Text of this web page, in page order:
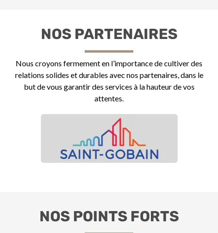
NOS PARTENAIRES
Nous croyons fermement en l’importance de cultiver des
relations solides et durables avec nos partenaires, dans le
but de vous garantir des services à la hauteur de vos
attentes.
NOS POINTS FORTS